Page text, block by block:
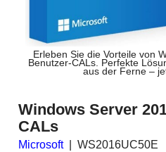
Erleben Sie die Vorteile von
Benutzer-CALs. Perfekte
aus der Ferne –
Windows Server
CALs
Microsoft WS2016UC50E